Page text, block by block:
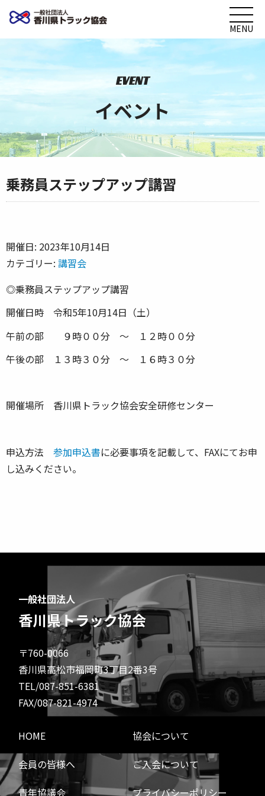
MENU
EVENT
イベント
乗務員ステップアップ講習
開催日: 2023年10月14日
カテゴリー: 講習会
◎乗務員ステップアップ講習
開催日時 令和5年10月14日（土）
午前の部 ９時００分 ～ １２時００分
午後の部 １３時３０分 ～ １６時３０分
開催場所 香川県トラック協会安全研修センター
申込方法 参加申込書に必要事項を記載して、FAXにてお申
し込みください。
一般社団法人
香川県トラック協会
〒760-0066
香川県高松市福岡町3丁目2番3号
TEL/087-851-6381
FAX/087-821-4974
HOME
協会について
会員の皆様へ
ご入会について
青年協議会
プライバシーポリシー